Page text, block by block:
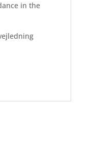
in the